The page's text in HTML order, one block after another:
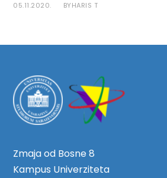
05.11.2020. BYHARIS T
Zmaja od Bosne 8
Kampus Univerziteta